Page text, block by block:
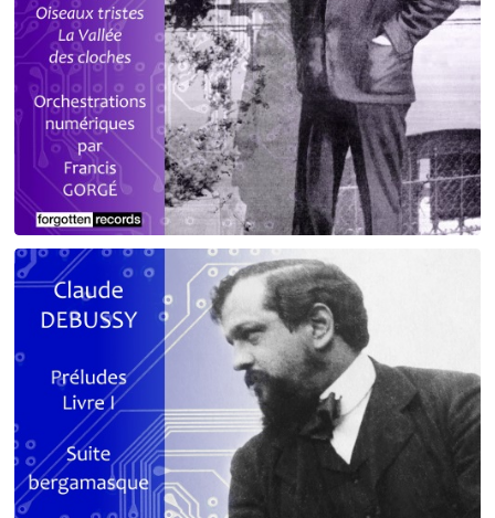
Debussy - Schmitt - Ravel
orchestrations numériques par Francis Gorgé